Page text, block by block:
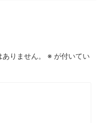
りません。 ※ が付いてい